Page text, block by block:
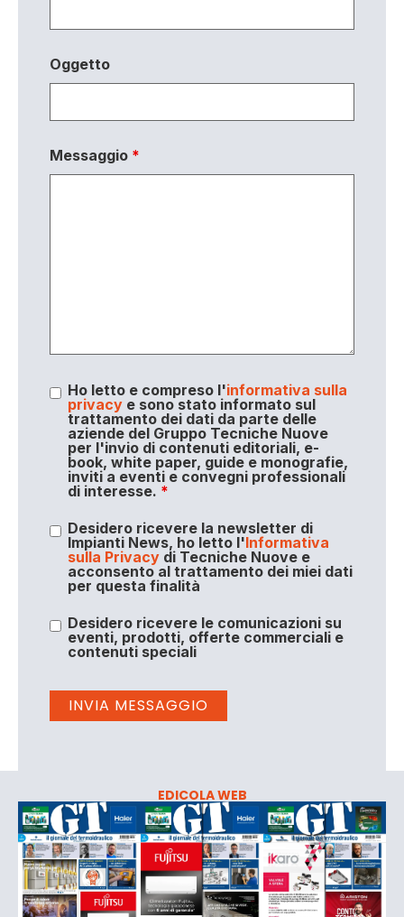
Oggetto
Messaggio *
Ho letto e compreso l'informativa sulla
privacye sono stato informato sul
trattamento dei dati da parte delle
aziende del Gruppo Tecniche Nuove
per l'invio di contenuti editoriali, e-
book, white paper, guide e monografie,
inviti a eventi e convegni professionali
di interesse. *
Desidero ricevere la newsletter di
Impianti News, ho letto l'Informativa
sulla Privacydi Tecniche Nuove e
acconsento al trattamento dei miei dati
per questa finalità
Desidero ricevere le comunicazioni su
eventi, prodotti, offerte commerciali e
contenuti speciali
EDICOLA WEB